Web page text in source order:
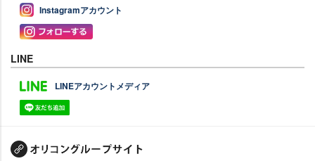
Instagramアカウント
LINE
LINEアカウントメディア